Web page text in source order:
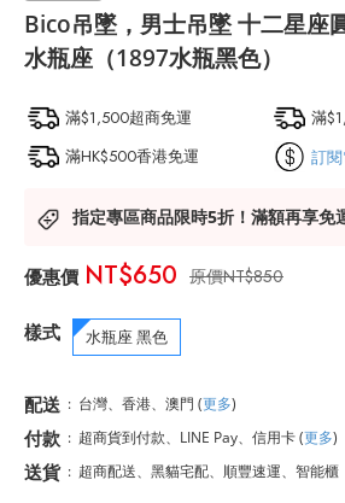
Bico吊墜，男士吊墜 十二星座
水瓶座（1897水瓶黑色）
滿$1,500超商免運
滿
滿HK$500香港免運
訂
指定專區商品限時5折！滿額再享免
NT$850
NT$650
樣式 水瓶座 黑色
配送 : 台灣、香港、澳門 (更多)
付款 : 超商貨到付款、LINE Pay、信用卡(更多)
送貨 : 超商配送、黑貓宅配、順豐速運、智能櫃